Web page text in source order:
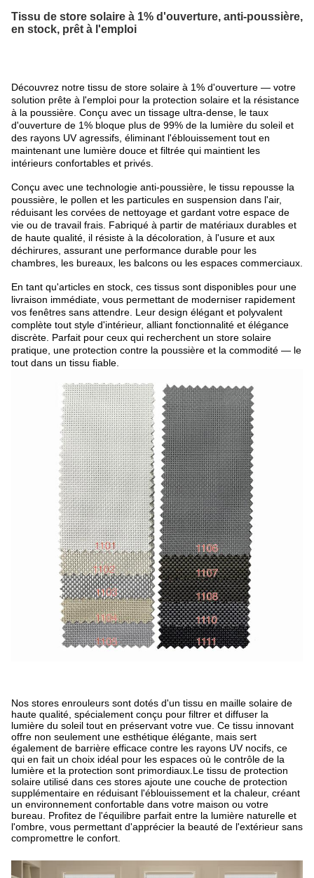
Tissu de store solaire à 1% d'ouverture, anti-poussière,
en stock, prêt à l'emploi
Découvrez notre tissu de store solaire à 1% d'ouverture — votre
solution prête à l'emploi pour la protection solaire et la résistance
à la poussière. Conçu avec un tissage ultra-dense, le taux
d'ouverture de 1% bloque plus de 99% de la lumière du soleil et
des rayons UV agressifs, éliminant l'éblouissement tout en
maintenant une lumière douce et filtrée qui maintient les
intérieurs confortables et privés.
Conçu avec une technologie anti-poussière, le tissu repousse la
poussière, le pollen et les particules en suspension dans l'air,
réduisant les corvées de nettoyage et gardant votre espace de
vie ou de travail frais. Fabriqué à partir de matériaux durables et
de haute qualité, il résiste à la décoloration, à l'usure et aux
déchirures, assurant une performance durable pour les
chambres, les bureaux, les balcons ou les espaces commerciaux.
En tant qu'articles en stock, ces tissus sont disponibles pour une
livraison immédiate, vous permettant de moderniser rapidement
vos fenêtres sans attendre. Leur design élégant et polyvalent
complète tout style d'intérieur, alliant fonctionnalité et élégance
discrète. Parfait pour ceux qui recherchent un store solaire
pratique, une protection contre la poussière et la commodité — le
tout dans un tissu fiable.
Nos stores enrouleurs sont dotés d'un tissu en maille solaire de
haute qualité, spécialement conçu pour filtrer et diffuser la
lumière du soleil tout en préservant votre vue. Ce tissu innovant
offre non seulement une esthétique élégante, mais sert
également de barrière efficace contre les rayons UV nocifs, ce
qui en fait un choix idéal pour les espaces où le contrôle de la
lumière et la protection sont primordiaux. Le tissu de protection
solaire utilisé dans ces stores ajoute une couche de protection
supplémentaire en réduisant l'éblouissement et la chaleur, créant
un environnement confortable dans votre maison ou votre
bureau. Profitez de l'équilibre parfait entre la lumière naturelle et
l'ombre, vous permettant d'apprécier la beauté de l'extérieur sans
compromettre le confort.